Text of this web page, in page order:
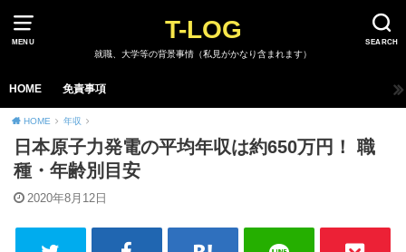
MENU SEARCH
T-LOG
就職、大学等の背景事情（私見がかなり含まれます）
HOME 免責事項
HOME 年収
日本原子力発電の平均年収は約650万円！ 職
種・年齢別目安
2020年8月12日